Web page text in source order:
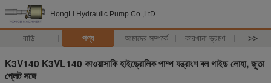
HongLi Hydraulic Pump Co.,LtD
বাড়ি পণ্য আমাদের সম্পর্কে কারখানা ভ্রমণ >>
K3V140 K3VL140 কাওয়াসাকি হাইড্রোলিক পাম্প যন্ত্রাংশ বল গাইড লোহা, জুতা
প্লেট সঙ্গে